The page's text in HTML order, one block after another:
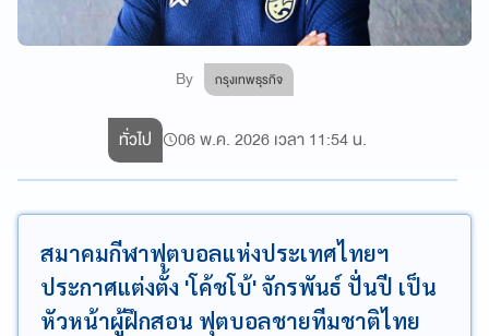
By กรุงเทพธุรกิจ
ทั่วไป 06 พ.ค. 2026 เวลา 11:54 น.
สมาคมกีฬาฟุตบอลแห่งประเทศไทยฯ
ประกาศแต่งตั้ง 'โค้ชโบ้' จักรพันธ์ ปั่นปี เป็น
หัวหน้าผู้ฝึกสอน ฟุตบอลชายทีมชาติไทย